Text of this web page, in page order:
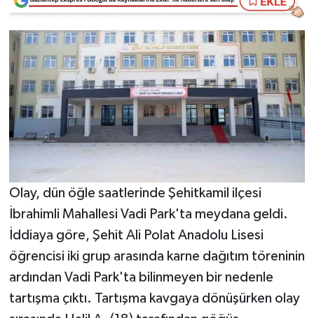
Olay, dün öğle saatlerinde Şehitkamil ilçesi
İbrahimli Mahallesi Vadi Park'ta meydana geldi.
İddiaya göre, Şehit Ali Polat Anadolu Lisesi
öğrencisi iki grup arasında karne dağıtım töreninin
ardından Vadi Park'ta bilinmeyen bir nedenle
tartışma çıktı. Tartışma kavgaya dönüşürken olay
Türkiye
Video Haber
Yaşam
Yeme-İçme
Yemek